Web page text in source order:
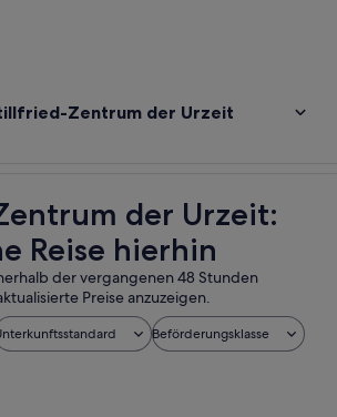
Zentrum der Urzeit
der Urzeit:
Reise hierhin
der vergangenen 48 Stunden
Preise anzuzeigen.
Beförderungsklasse